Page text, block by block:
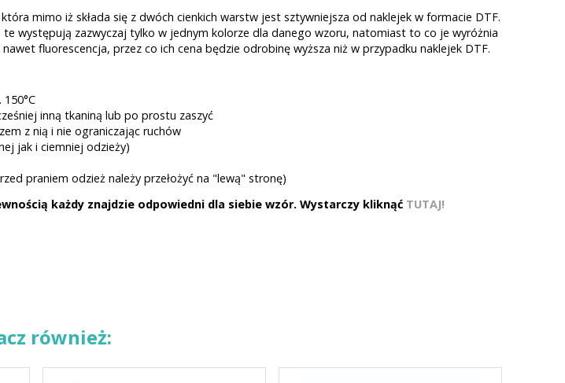
mimo iż składa się z dwóch cienkich warstw jest sztywniejsza od naklejek w formacie DTF.
występują zazwyczaj tylko w jednym kolorze dla danego wzoru, natomiast to co je wyróżnia
fluorescencja, przez co ich cena będzie odrobinę wyższa niż w przypadku naklejek DTF.
inną tkaniną lub po prostu zaszyć
z nią i nie ograniczając ruchów
jak i ciemniej odzieży)
praniem odzież należy przełożyć na "lewą" stronę)
każdy znajdzie odpowiedni dla siebie wzór. Wystarczy kliknąć TUTAJ!
również: